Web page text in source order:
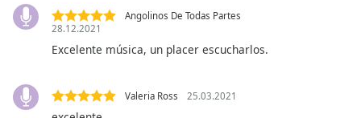
Opacity
Color
Angolinos De Todas Partes
28.12.2021
Excelente música, un placer escucharlos.
Valeria Ross 25.03.2021